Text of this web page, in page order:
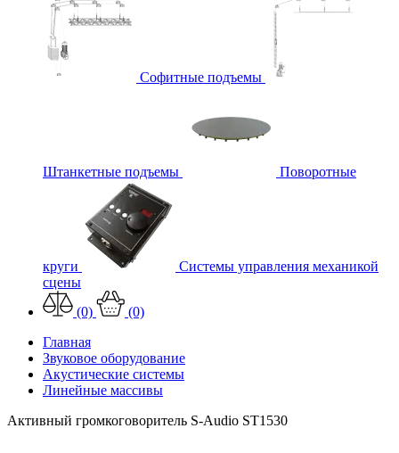
Софитные подъемы
Штанкетные подъемы Поворотные
круги
Системы управления механикой
сцены
(0)
(0)
Главная
Звуковое оборудование
Акустические системы
Линейные массивы
Активный громкоговоритель S-Audio ST1530